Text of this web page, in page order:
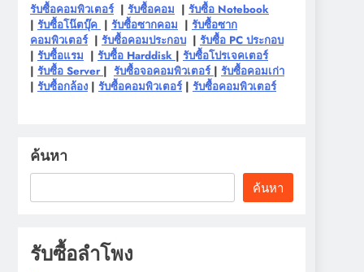
รับซื้อคอมพิวเตอร์| รับซื้อคอม | รับซื้อ Notebook
| รับซื้อโน๊ตบุ๊ค | รับซื้อซากคอม | รับซื้อซาก
คอมพิวเตอร์| รับซื้อคอมประกอบ | รับซื้อ PC ประกอบ
| รับซื้อแรม | รับซื้อ Harddisk | รับซื้อโปรเจคเตอร์
| รับซื้อ Server | รับซื้อจอคอมพิวเตอร์ | รับซื้อคอมเก่า
| รับซื้อกล้อง | รับซื้อคอมพิวเตอร์| รับซื้อคอมพิวเตอร์
ค้นหา
ค้นหา
รับซื้อลำโพง